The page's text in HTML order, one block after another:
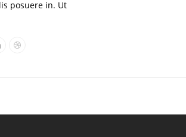
posuere in. Ut
Dribbble